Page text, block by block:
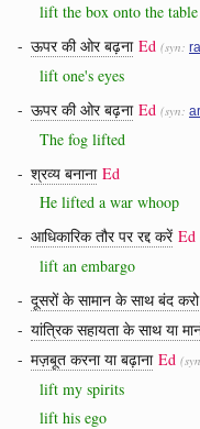
lift the box onto the table
- ऊपर की ओर बढ़ना Ed (syn:
lift one's eyes
- ऊपर की ओर बढ़ना Ed (syn:
The fog lifted
- श्रव्य बनाना Ed
He lifted a war whoop
- आधिकारिक तौर पर रद्द करें Ed
lift an embargo
- दूसरों के सामान के साथ बंद करो
- यांत्रिक सहायता के साथ या
- मज़बूत करना या बढ़ाना Ed
lift my spirits
lift his ego